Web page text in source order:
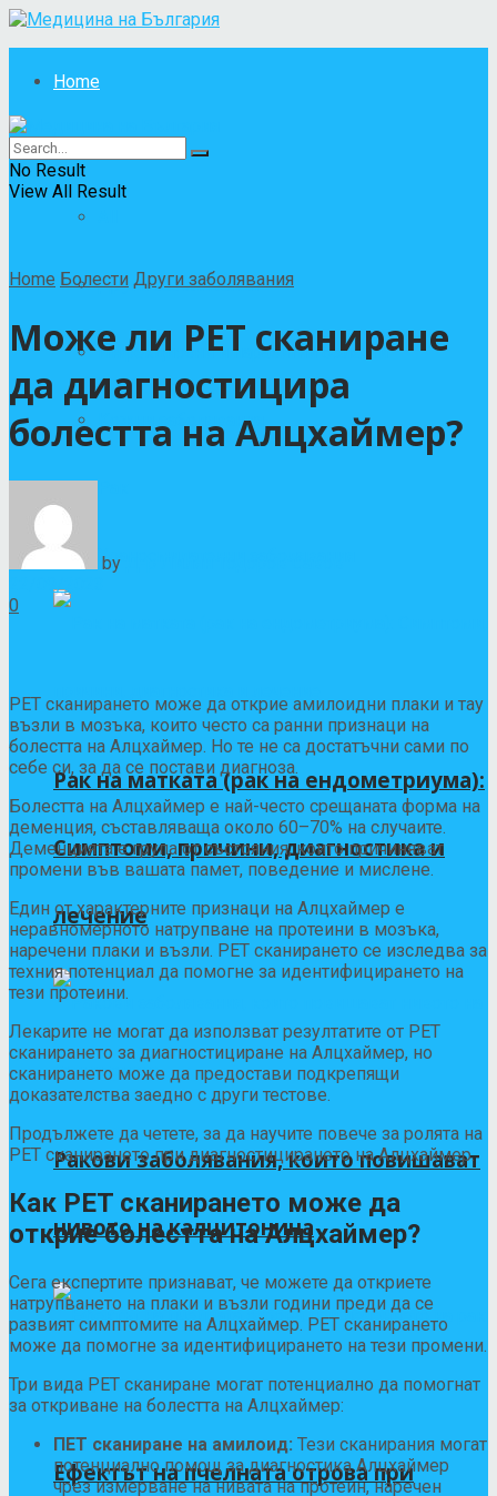
Home
Болести
Други заболявания
Инфекциозни и паразитни болести
Кожни заболявания
Храносмилателни заболявания
Рак на матката (рак на ендометриума):
Симптоми, причини, диагностика и
лечение
Ракови заболявания, които повишават
нивото на калцитонина
Ефектът на пчелната отрова при
No Result
View All Result
Home Болести Други заболявания
Може ли PET сканиране
да диагностицира
болестта на Алцхаймер?
by
22/09/2023
0
PET сканирането може да открие амилоидни плаки и тау
възли в мозъка, които често са ранни признаци на
болестта на Алцхаймер. Но те не са достатъчни сами по
себе си, за да се постави диагноза.
Болестта на Алцхаймер е най-често срещаната форма на
деменция, съставляваща около 60–70% на случаите.
Деменцията е група от състояния, които причиняват
промени във вашата памет, поведение и мислене.
Един от характерните признаци на Алцхаймер е
неравномерното натрупване на протеини в мозъка,
наречени плаки и възли. PET сканирането се изследва за
техния потенциал да помогне за идентифицирането на
тези протеини.
Лекарите не могат да използват резултатите от PET
сканирането за диагностициране на Алцхаймер, но
сканирането може да предостави подкрепящи
доказателства заедно с други тестове.
Продължете да четете, за да научите повече за ролята на
PET сканирането при диагностицирането на Алцхаймер.
Как PET сканирането може да
открие болестта на Алцхаймер?
Сега експертите признават, че можете да откриете
натрупването на плаки и възли години преди да се
развият симптомите на Алцхаймер. PET сканирането
може да помогне за идентифицирането на тези промени.
Три вида PET сканиране могат потенциално да помогнат
за откриване на болестта на Алцхаймер:
ПЕТ сканиране на амилоид: Тези сканирания могат
потенциалнопомощ за диагностикаАлцхаймер
чрез измерване на нивата на протеин, наречен